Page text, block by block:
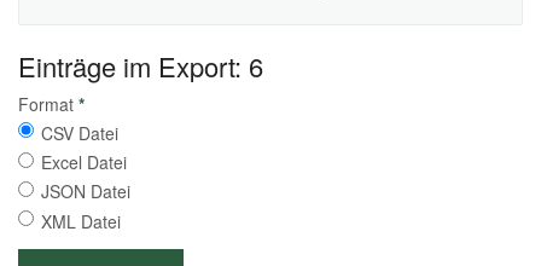
Einträge im Export: 6
Format *
CSV Datei
Excel Datei
JSON Datei
XML Datei